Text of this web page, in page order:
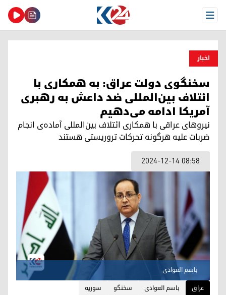
Open Menu
اخبار
سخنگوی دولت عراق: به همکاری با
ائتلاف بین‌المللی ضد داعش به رهبری
آمریکا ادامه می‌دهیم
نیروهای عراقی با همکاری ائتلاف بین‌المللی آماده‌ی انجام
ضربات علیه هرگونه تحرکات تروریستی هستند
2024-12-14 08:58
باسم العوادی
عراق
باسم العوادی سخنگو سوریه